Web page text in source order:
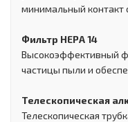
минимальный контакт
Фильтр HEPA 14
Высокоэффективный
частицы пыли и
Телескопическая
Телескопическая